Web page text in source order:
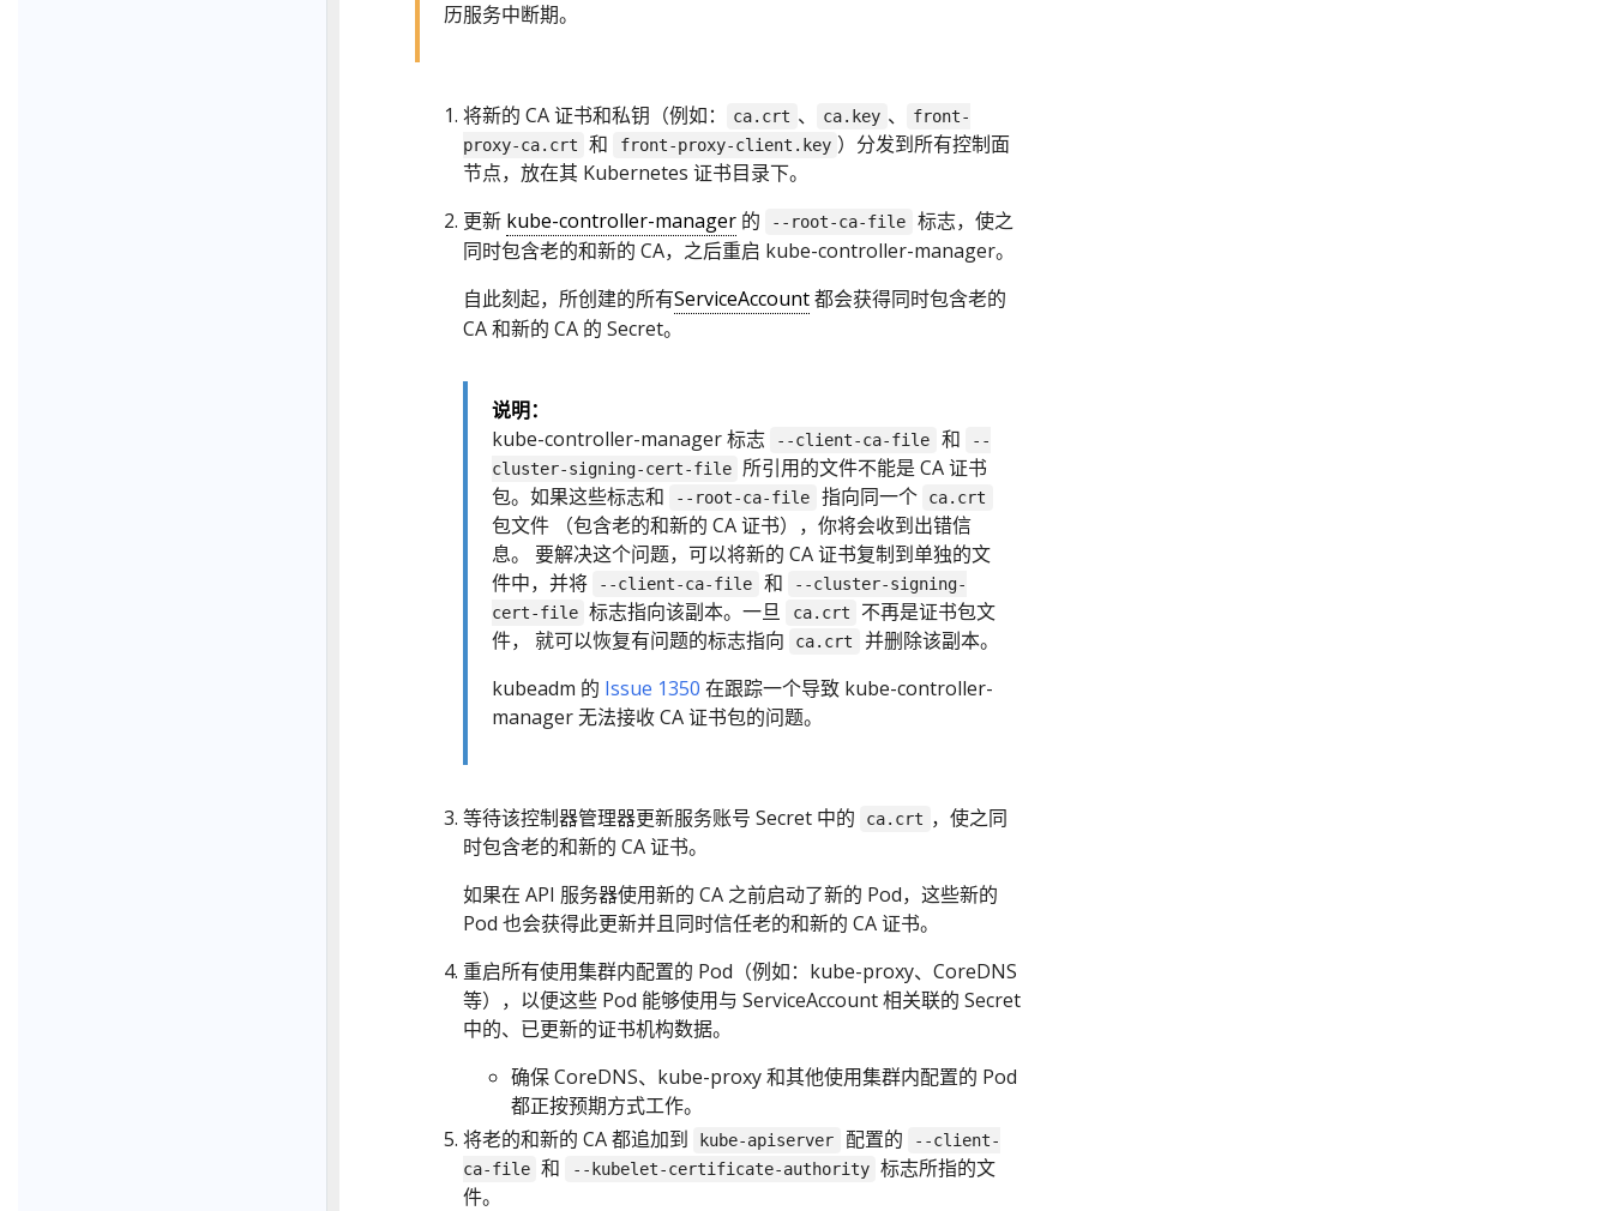
历服务中断期。
将新的 CA 证书和私钥（例如： ca.crt 、 ca.key 、
front-
proxy-ca.crt
和 front-proxy-client.key ）分发到所有控制面
节点，放在其 Kubernetes 证书目录下。
更新 kube-controller-manager的 --root-ca-file
标志，使之
同时包含老的和新的 CA，之后重启 kube-controller-manager。
自此刻起，所创建的所有ServiceAccount都会获得同时包含老的
CA 和新的 CA 的 Secret。
说明：
kube-controller-manager 标志
--client-ca-file 和
--
cluster-signing-cert-file
所引用的文件不能是 CA 证书
包。如果这些标志和
--root-ca-file 指向同一个 ca.crt
包文件 （包含老的和新的 CA 证书），你将会收到出错信
息。 要解决这个问题，可以将新的 CA 证书复制到单独的文
件中，并将
--client-ca-file 和
--cluster-signing-
cert-file 标志指向该副本。一旦 ca.crt
不再是证书包文
件， 就可以恢复有问题的标志指向
ca.crt
并删除该副本。
kubeadm 的 Issue 1350 在跟踪一个导致 kube-controller-
manager 无法接收 CA 证书包的问题。
等待该控制器管理器更新服务账号 Secret 中的 ca.crt ，使之同
时包含老的和新的 CA 证书。
如果在 API 服务器使用新的 CA 之前启动了新的 Pod，这些新的
Pod 也会获得此更新并且同时信任老的和新的 CA 证书。
重启所有使用集群内配置的 Pod（例如：kube-proxy、CoreDNS
等），以便这些 Pod 能够使用与 ServiceAccount 相关联的 Secret
中的、已更新的证书机构数据。
确保 CoreDNS、kube-proxy 和其他使用集群内配置的 Pod
都正按预期方式工作。
将老的和新的 CA 都追加到
kube-apiserver 配置的
--client-
ca-file 和 --kubelet-certificate-authority 标志所指的文
件。